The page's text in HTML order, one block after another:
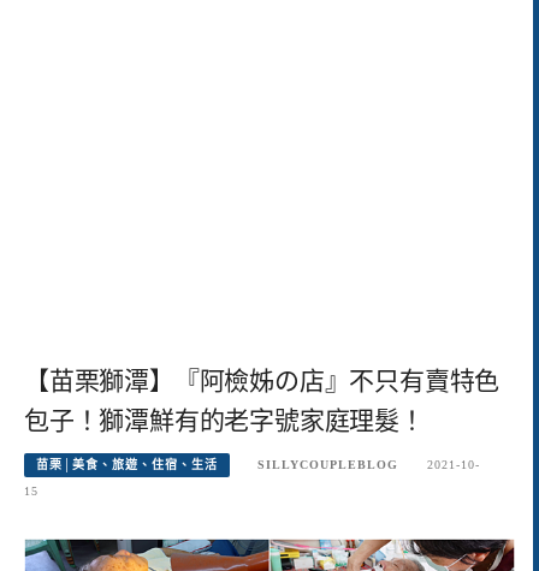
【苗栗獅潭】『阿檢姊の店』不只有賣特色
包子！獅潭鮮有的老字號家庭理髮！
苗栗│美食、旅遊、住宿、生活 SILLYCOUPLEBLOG
2021-10-
15